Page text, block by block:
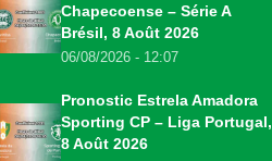
Chapecoense – Série A
Brésil, 8 Août 2026
06/08/2026 - 12:07
Pronostic Estrela Amadora
Sporting CP – Liga Portugal,
8 Août 2026